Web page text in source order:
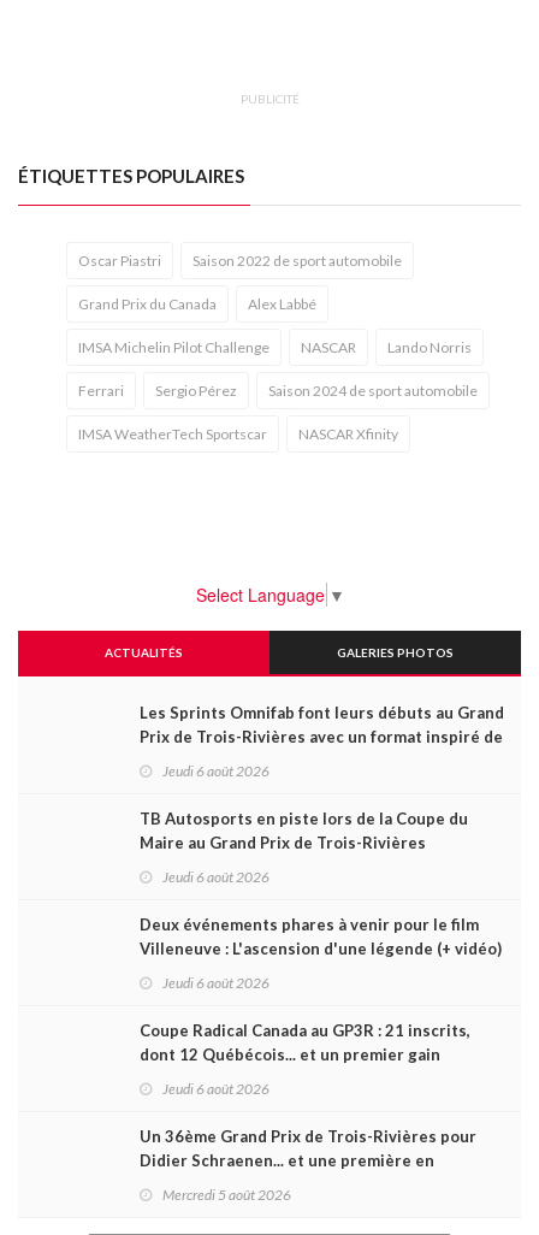
PUBLICITÉ
ÉTIQUETTES POPULAIRES
Oscar Piastri Saison 2022 de sport automobile
Grand Prix du Canada Alex Labbé
IMSA Michelin Pilot Challenge NASCAR Lando Norris
Ferrari Sergio Pérez Saison 2024 de sport automobile
IMSA WeatherTech Sportscar NASCAR Xfinity
Select Language ▼
ACTUALITÉS GALERIES PHOTOS
Les Sprints Omnifab font leurs débuts au Grand
Prix de Trois-Rivières avec un format inspiré de
Jeudi 6 août 2026
TB Autosports en piste lors de la Coupe du
Maire au Grand Prix de Trois-Rivières
Jeudi 6 août 2026
Deux événements phares à venir pour le film
Villeneuve : L'ascension d'une légende (+ vidéo)
Jeudi 6 août 2026
Coupe Radical Canada au GP3R : 21 inscrits,
dont 12 Québécois... et un premier gain
Jeudi 6 août 2026
Un 36ème Grand Prix de Trois-Rivières pour
Didier Schraenen... et une première en
Mercredi 5 août 2026